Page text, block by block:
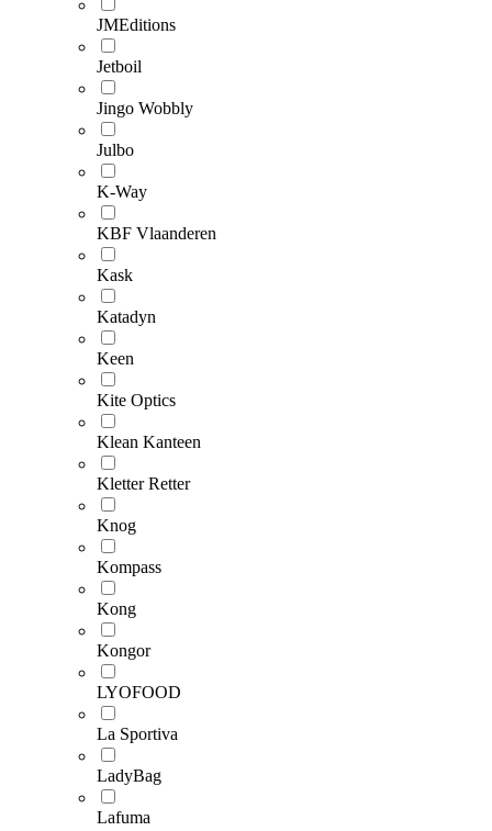
JMEditions
Jetboil
Jingo Wobbly
Julbo
K-Way
KBF Vlaanderen
Kask
Katadyn
Keen
Kite Optics
Klean Kanteen
Kletter Retter
Knog
Kompass
Kong
Kongor
LYOFOOD
La Sportiva
LadyBag
Lafuma